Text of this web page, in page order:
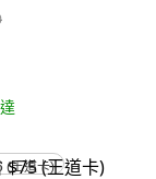
(王道卡)